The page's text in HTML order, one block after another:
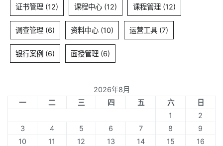
证书管理 (12) 课程中心 (12) 课程管理 (12)
调查管理 (6) 资料中心 (10) 运营工具 (7)
银行案例 (6) 面授管理 (6)
2026年8月
一
二 三 四 五 六
日
1
2
3
4 5 6 7 8
9
10
11 12 13 14 15
16